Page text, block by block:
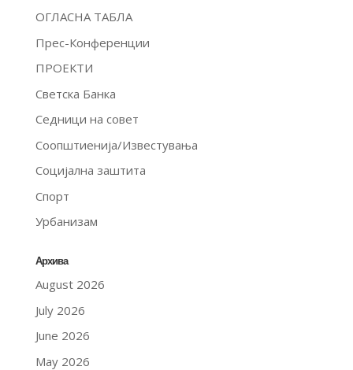
ОГЛАСНА ТАБЛА
Прес-Конференции
ПРОЕКТИ
Светска Банка
Седници на совет
Соопштиенија/Известувања
Социјална заштита
Спорт
Урбанизам
Архива
August 2026
July 2026
June 2026
May 2026